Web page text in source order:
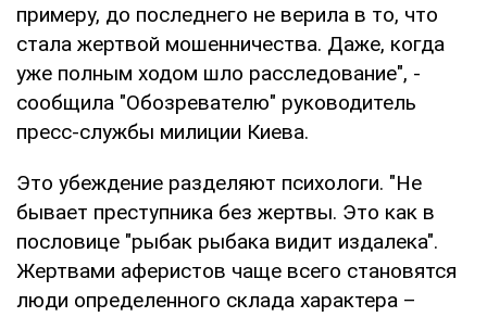
примеру, до последнего не верила в то, что
стала жертвой мошенничества. Даже, когда
уже полным ходом шло расследование", -
сообщила "Обозревателю" руководитель
пресс-службы милиции Киева.
Это убеждение разделяют психологи. "Не
бывает преступника без жертвы. Это как в
пословице "рыбак рыбака видит издалека".
Жертвами аферистов чаще всего становятся
люди определенного склада характера –